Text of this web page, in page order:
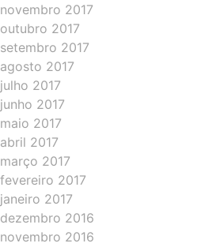
novembro 2017
outubro 2017
setembro 2017
agosto 2017
julho 2017
junho 2017
maio 2017
abril 2017
março 2017
fevereiro 2017
janeiro 2017
dezembro 2016
novembro 2016